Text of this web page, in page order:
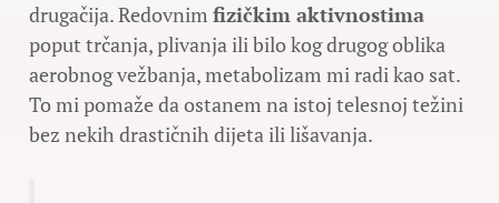
drugačija. Redovnim fizičkim aktivnostima
poput trčanja, plivanja ili bilo kog drugog oblika
aerobnog vežbanja, metabolizam mi radi kao sat.
To mi pomaže da ostanem na istoj telesnoj težini
bez nekih drastičnih dijeta ili lišavanja.